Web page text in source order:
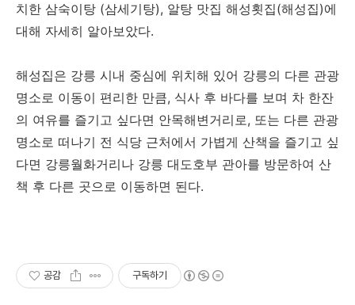
치한 삼숙이탕 (삼세기탕), 알탕 맛집 해성횟집(해성집)에
대해 자세히 알아보았다.
해성집은 강릉 시내 중심에 위치해 있어 강릉의 다른 관광
명소로 이동이 편리한 만큼, 식사 후 바다를 보며 차 한잔
의 여유를 즐기고 싶다면 안목해변거리로, 또는 다른 관광
명소로 떠나기 전 식당 근처에서 가볍게 산책을 즐기고 싶
다면 강릉월화거리나 강릉 대도호부 관아를 방문하여 산
책 후 다른 곳으로 이동하면 된다.
공감 구독하기